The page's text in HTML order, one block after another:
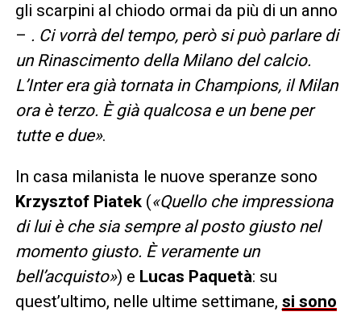
gli scarpini al chiodo ormai da più di un anno
– . Ci vorrà del tempo, però si può parlare di
un Rinascimento della Milano del calcio.
L’Inter era già tornata in Champions, il Milan
ora è terzo. È già qualcosa e un bene per
tutte e due».
In casa milanista le nuove speranze sono
Krzysztof Piatek(«Quello che impressiona
di lui è che sia sempre al posto giusto nel
momento giusto. È veramente un
bell’acquisto») e Lucas Paquetà: su
quest’ultimo, nelle ultime settimane, si sono